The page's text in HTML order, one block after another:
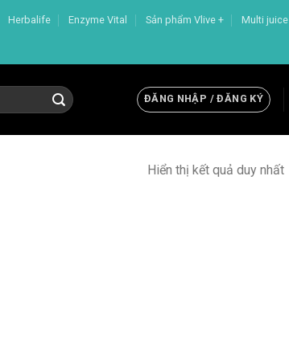
Herbalife Enzyme Vital Sản phẩm Vlive + Multi juice
ĐĂNG NHẬP / ĐĂNG KÝ
Hiển thị kết quả duy nhất